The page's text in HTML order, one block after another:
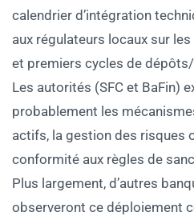
calendrier d’intégration
aux régulateurs locaux sur
et premiers cycles de
Les autorités (SFC et BaFin)
probablement les
actifs, la gestion des risques
conformité aux règles de
Plus largement, d’autres
observeront ce déploiement